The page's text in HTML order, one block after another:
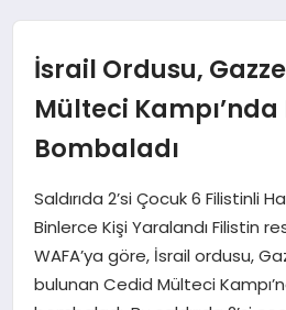
MAGAZIN
SAĞLIK
SPOR
İsrail Ordusu,
Mülteci Kampı’nda
Bombaladı
Saldırıda 2’si Çocuk 6 Filistinli
Binlerce Kişi Yaralandı Filistin
WAFA’ya göre, İsrail ordusu,
bulunan Cedid Mülteci